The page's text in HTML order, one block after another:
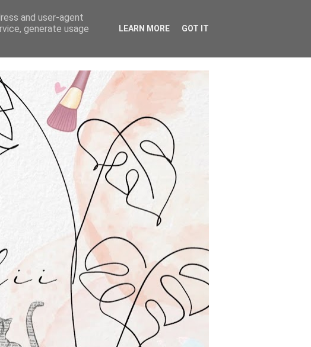
and user-agent
generate usage
LEARN MORE GOT IT